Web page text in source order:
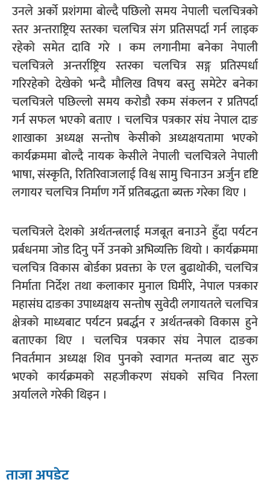
उनले अर्को प्रशंगमा बोल्दै पछिलो समय नेपाली चलचित्रको
स्तर अन्तराष्ट्रिय स्तरका चलचित्र संग प्रतिसपर्दा गर्न लाइक
रहेको समेत दावि गरे । कम लगानीमा बनेका नेपाली
चलचित्रले अन्तर्राष्ट्रिय स्तरका चलचित्र सङ्ग प्रतिस्पर्धा
गरिरहेको देखेको भन्दै मौलिख विषय बस्तु समेटेर बनेका
चलचित्रले पछिल्लो समय करोडौ रकम संकलन र प्रतिपर्दा
गर्न सफल भएको बताए । चलचित्र पत्रकार संघ नेपाल दाङ
शाखाका अध्यक्ष सन्तोष केसीको अध्यक्षयतामा भएको
कार्यक्रममा बोल्दै नायक केसीले नेपाली चलचित्रले नेपाली
भाषा, संस्कृति, रितिरिवाजलाई विश्व सामु चिनाउन अर्जुन दृष्टि
लगायर चलचित्र निर्माण गर्ने प्रतिबद्धता ब्यक्त गरेका थिए ।
चलचित्रले देशको अर्थतन्त्रलाई मजबूत बनाउने हुँदा पर्यटन
प्रर्बधनमा जोड दिनु पर्ने उनको अभिव्यक्ति थियो । कार्यक्रममा
चलचित्र विकास बोर्डका प्रवक्ता के एल बुढाथोकी, चलचित्र
निर्माता निर्देश तथा कलाकार मुनाल घिमीरे, नेपाल पत्रकार
महासंघ दाङका उपाध्यक्षय सन्तोष सुवेदी लगायतले चलचित्र
क्षेत्रको माध्यबाट पर्यटन प्रबर्द्धन र अर्थतन्त्रको विकास हुने
बताएका थिए । चलचित्र पत्रकार संघ नेपाल दाङका
निवर्तमान अध्यक्ष शिव पुनको स्वागत मन्तव्य बाट सुरु
भएको कार्यक्रमको सहजीकरण संघको सचिव निरला
अर्यालले गरेकी थिइन ।
ताजा अपडेट